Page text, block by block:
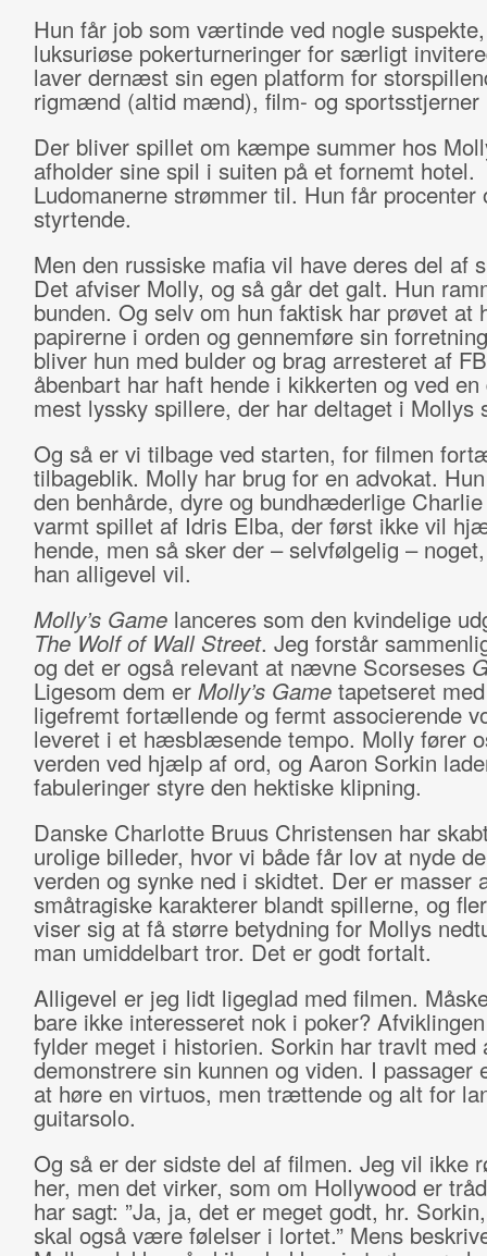
Hun får job som værtinde ved nogle
luksuriøse pokerturneringer for særligt
laver dernæst sin egen platform for
rigmænd (altid mænd), film- og sportsstjerner
Der bliver spillet om kæmpe summer hos
afholder sine spil i suiten på et fornemt hotel.
Ludomanerne strømmer til. Hun får procenter
styrtende.
Men den russiske mafia vil have deres del af
Det afviser Molly, og så går det galt. Hun
bunden. Og selv om hun faktisk har prøvet at
papirerne i orden og gennemføre sin
bliver hun med bulder og brag arresteret af
åbenbart har haft hende i kikkerten og ved en
mest lyssky spillere, der har deltaget i Mollys
Og så er vi tilbage ved starten, for filmen
tilbageblik. Molly har brug for en advokat.
den benhårde, dyre og bundhæderlige
varmt spillet af Idris Elba, der først ikke vil
hende, men så sker der – selvfølgelig –
han alligevel vil.
Molly’s Gamelanceres som den kvindelige
The Wolf of Wall Street. Jeg forstår
og det er også relevant at nævne Scorseses
Ligesom dem er Molly’s Gametapetseret
ligefremt fortællende og fermt associerende
leveret i et hæsblæsende tempo. Molly fører
verden ved hjælp af ord, og Aaron Sorkin
fabuleringer styre den hektiske klipning.
Danske Charlotte Bruus Christensen har
urolige billeder, hvor vi både får lov at nyde
verden og synke ned i skidtet. Der er masser
småtragiske karakterer blandt spillerne, og
viser sig at få større betydning for Mollys
man umiddelbart tror. Det er godt fortalt.
Alligevel er jeg lidt ligeglad med filmen.
bare ikke interesseret nok i poker?
fylder meget i historien. Sorkin har travlt med
demonstrere sin kunnen og viden. I passager
at høre en virtuos, men trættende og alt for
guitarsolo.
Og så er der sidste del af filmen. Jeg vil ikke
her, men det virker, som om Hollywood er
har sagt: ”Ja, ja, det er meget godt, hr.
skal også være følelser i lortet.” Mens